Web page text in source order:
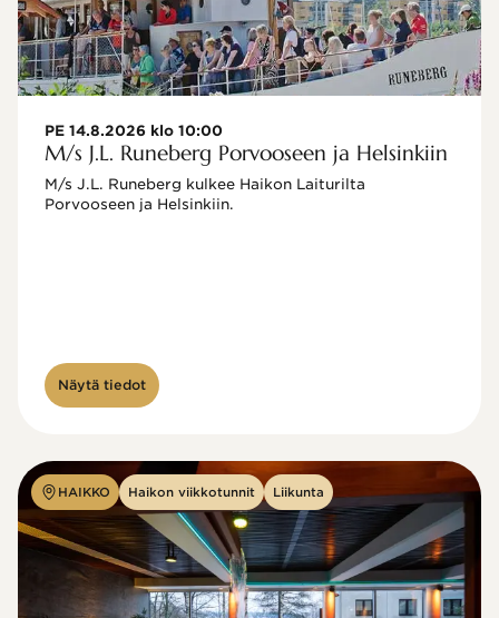
PE 14.8.2026 klo 10:00
M/s J.L. Runeberg Porvooseen ja Helsinkiin
M/s J.L. Runeberg kulkee Haikon Laiturilta
Porvooseen ja Helsinkiin.
Näytä tiedot
HAIKKO Haikon viikkotunnit Liikunta